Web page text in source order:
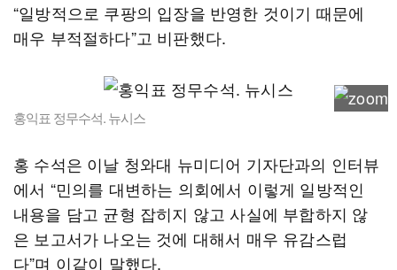
“일방적으로 쿠팡의 입장을 반영한 것이기 때문에
매우 부적절하다”고 비판했다.
홍익표 정무수석. 뉴시스
홍 수석은 이날 청와대 뉴미디어 기자단과의 인터뷰
에서 “민의를 대변하는 의회에서 이렇게 일방적인
내용을 담고 균형 잡히지 않고 사실에 부합하지 않
은 보고서가 나오는 것에 대해서 매우 유감스럽
다”며 이같이 말했다.